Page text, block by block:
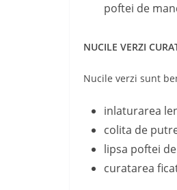
poftei de
NUCILE VERZI
Nucile verzi sunt
inlaturarea
colita de
lipsa poftei
curatarea